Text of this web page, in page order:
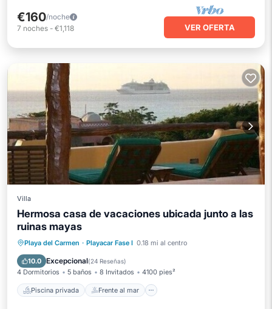
€160/noche
7 noches - €1,118 VER OFERTA
Villa
Hermosa casa de vacaciones ubicada junto a las
ruinas mayas
Playa del Carmen · Playacar Fase I 0.18 mi al centro
10.0 Excepcional(24 Reseñas)
4 Dormitorios 5 baños 8 Invitados 4100 pies²
Piscina privada Frente al mar
Piscina privada
Frente al mar
Bañera de hidromasaje